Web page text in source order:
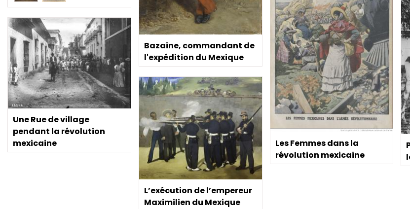
Bazaine, commandant de
l'expédition du Mexique
Les Femmes dans la
révolution mexicaine
Une Rue de village
pendant la révolution
mexicaine
L’exécution de l’empereur
Maximilien du Mexique